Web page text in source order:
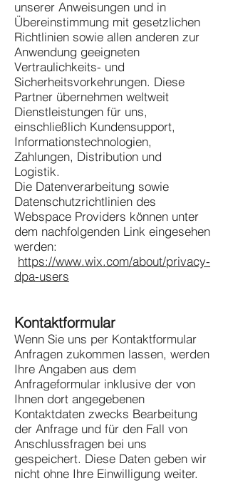
unserer Anweisungen und in
Übereinstimmung mit gesetzlichen
Richtlinien sowie allen anderen zur
Anwendung geeigneten
Vertraulichkeits- und
Sicherheitsvorkehrungen. Diese
Partner übernehmen weltweit
Dienstleistungen für uns,
einschließlich Kundensupport,
Informationstechnologien,
Zahlungen, Distribution und
Logistik.
Die Datenverarbeitung sowie
Datenschutzrichtlinien des
Webspace Providers können unter
dem nachfolgenden Link eingesehen
werden:
https://www.wix.com/about/privacy-
dpa-users
Kontaktformular
Wenn Sie uns per Kontaktformular
Anfragen zukommen lassen, werden
Ihre Angaben aus dem
Anfrageformular inklusive der von
Ihnen dort angegebenen
Kontaktdaten zwecks Bearbeitung
der Anfrage und für den Fall von
Anschlussfragen bei uns
gespeichert. Diese Daten geben wir
nicht ohne Ihre Einwilligung weiter.